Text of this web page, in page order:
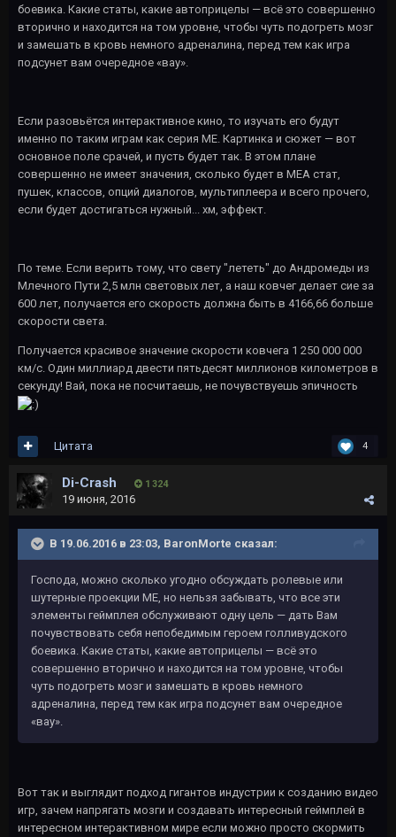
боевика. Какие статы, какие автоприцелы — всё это совершенно
вторично и находится на том уровне, чтобы чуть подогреть мозг
и замешать в кровь немного адреналина, перед тем как игра
подсунет вам очередное «вау».
Если разовьётся интерактивное кино, то изучать его будут
именно по таким играм как серия ME. Картинка и сюжет — вот
основное поле срачей, и пусть будет так. В этом плане
совершенно не имеет значения, сколько будет в MEA стат,
пушек, классов, опций диалогов, мультиплеера и всего прочего,
если будет достигаться нужный... хм, эффект.
По теме. Если верить тому, что свету "лететь" до Андромеды из
Млечного Пути 2,5 млн световых лет, а наш ковчег делает сие за
600 лет, получается его скорость должна быть в 4166,66 больше
скорости света.
Получается красивое значение скорости ковчега 1 250 000 000
км/с. Один миллиард двести пятьдесят миллионов километров в
секунду! Вай, пока не посчитаешь, не почувствуешь эпичность
4
Цитата
Di-Crash 1 324
19 июня, 2016
В 19.06.2016 в 23:03, BaronMorte сказал:
Господа, можно сколько угодно обсуждать ролевые или
шутерные проекции ME, но нельзя забывать, что все эти
элементы геймплея обслуживают одну цель — дать Вам
почувствовать себя непобедимым героем голливудского
боевика. Какие статы, какие автоприцелы — всё это
совершенно вторично и находится на том уровне, чтобы
чуть подогреть мозг и замешать в кровь немного
адреналина, перед тем как игра подсунет вам очередное
«вау».
Вот так и выглядит подход гигантов индустрии к созданию видео
игр, зачем напрягать мозги и создавать интересный геймплей в
интересном интерактивном мире если можно просто скормить